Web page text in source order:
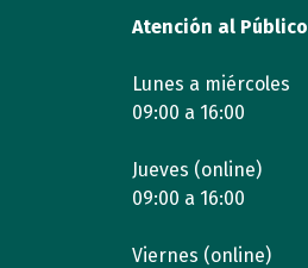
Atención al Público
Lunes a miércoles
09:00 a 16:00
Jueves (online)
09:00 a 16:00
Viernes (online)